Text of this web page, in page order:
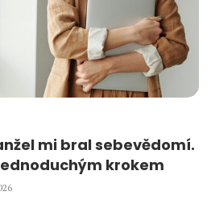
mi bral sebevědomí.
krokem